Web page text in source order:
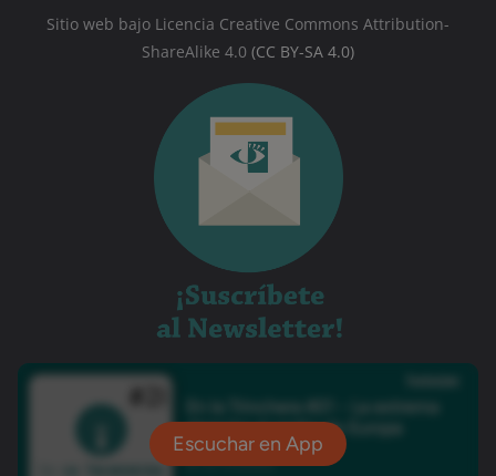
Sitio web bajo Licencia Creative Commons Attribution-
ShareAlike 4.0 (CC BY-SA 4.0)